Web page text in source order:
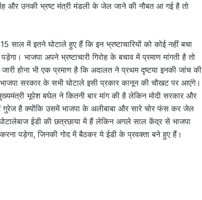
और उनकी भ्रष्ट मंत्री मंडली के जेल जाने की नौबत आ गई है तो
में इतने घोटाले हुए हैं कि इन भ्रष्टाचारियों को कोई नहीं बचा
भाजपा अपने भ्रष्टाचारी गिरोह के बचाव में प्रमाण मांगती है तो
होना भी एक प्रमाण है कि अदालत ने प्रथम दृष्टया इनकी जांच की
सरकार के सभी घोटाले इसी प्रकार कानून की चौखट पर आएंगे।
भूपेश बघेल ने कितनी बार मांग की है लेकिन मोदी सरकार और
है क्योंकि उसमें भाजपा के अलीबाबा और सारे चोर फंस कर जेल
ईडी की छत्रछाया में हैं लेकिन अगले साल केंद्र से भाजपा
पड़ेगा, जिनकी गोद में बैठकर ये ईडी के प्रवक्ता बने हुए हैं।